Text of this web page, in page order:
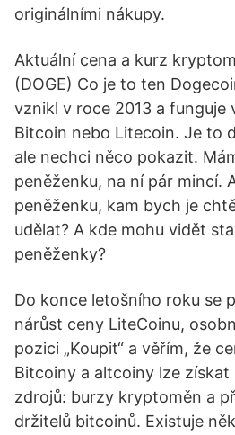
originálními nákupy.
Aktuální cena a kurz
(DOGE) Co je to ten
vznikl v roce 2013 a funguje
Bitcoin nebo Litecoin. Je to
ale nechci něco pokazit.
peněženku, na ní pár mincí.
peněženku, kam bych je
udělat? A kde mohu vidět
peněženky?
Do konce letošního roku se
nárůst ceny LiteCoinu,
pozici „Koupit“ a věřím, že
Bitcoiny a altcoiny lze získat
zdrojů: burzy kryptoměn a
držitelů bitcoinů. Existuje